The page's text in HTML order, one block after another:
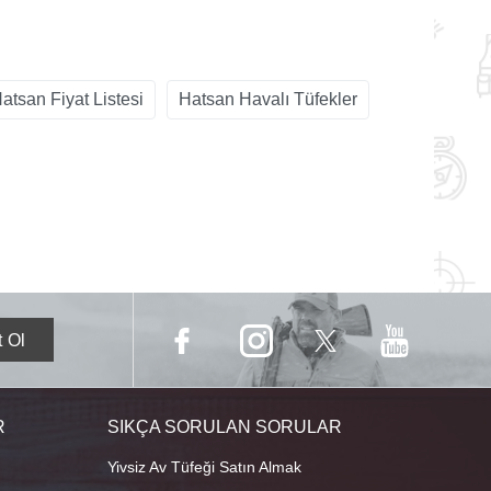
Fiyat Listesi Hatsan Havalı Tüfekler
SIKÇA SORULAN SORULAR
Yivsiz Av Tüfeği Satın Almak